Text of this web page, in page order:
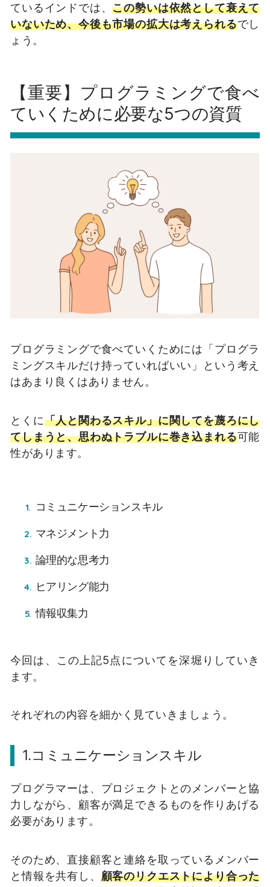
ているインドでは、この勢いは依然として衰えて
いないため、今後も市場の拡大は考えられるでし
ょう。
【重要】プログラミングで食べ
ていくために必要な5つの資質
プログラミングで食べていくためには「プログラ
ミングスキルだけ持っていればいい」という考え
はあまり良くはありません。
とくに「人と関わるスキル」に関してを蔑ろにし
てしまうと、思わぬトラブルに巻き込まれる可能
性があります。
コミュニケーションスキル
マネジメント力
論理的な思考力
ヒアリング能力
情報収集力
今回は、この上記5点についてを深堀りしていき
ます。
それぞれの内容を細かく見ていきましょう。
1.コミュニケーションスキル
プログラマーは、プロジェクトとのメンバーと協
力しながら、顧客が満足できるものを作りあげる
必要があります。
そのため、直接顧客と連絡を取っているメンバー
と情報を共有し、 顧客のリクエストにより合った